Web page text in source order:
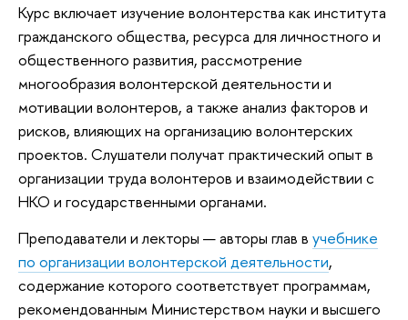
Курс включает изучение волонтерства как института
гражданского общества, ресурса для личностного и
общественного развития, рассмотрение
многообразия волонтерской деятельности и
мотивации волонтеров, а также анализ факторов и
рисков, влияющих на организацию волонтерских
проектов. Слушатели получат практический опыт в
организации труда волонтеров и взаимодействии с
НКО и государственными органами.
Преподаватели и лекторы — авторы глав в учебнике
по организации волонтерской деятельности,
содержание которого соответствует программам,
рекомендованным Министерством науки и высшего